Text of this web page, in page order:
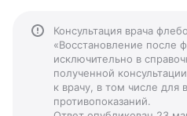
Консультация врача
«Восстановление после
исключительно в
полученной
к врачу, в том числе
противопоказаний.